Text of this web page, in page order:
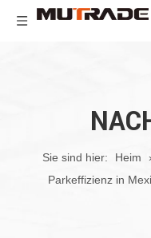
Sie sind hier: Heim
Parkeffizienz in